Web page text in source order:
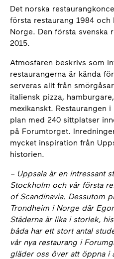
Det norska
första restaurang 1984 och
Norge. Den första svenska
2015.
Atmosfären beskrivs som
restaurangerna är kända
serveras allt från
italiensk pizza,
mexikanskt. Restaurangen
plan med 240 sittplatser
på Forumtorget.
mycket inspiration från
historien.
– Uppsala är en intressant
Stockholm och vår första
of Scandinavia. Dessutom
Trondheim i Norge där
Städerna är lika i storlek,
båda har ett stort antal
vår nya restaurang i
gläder oss över att öppna i